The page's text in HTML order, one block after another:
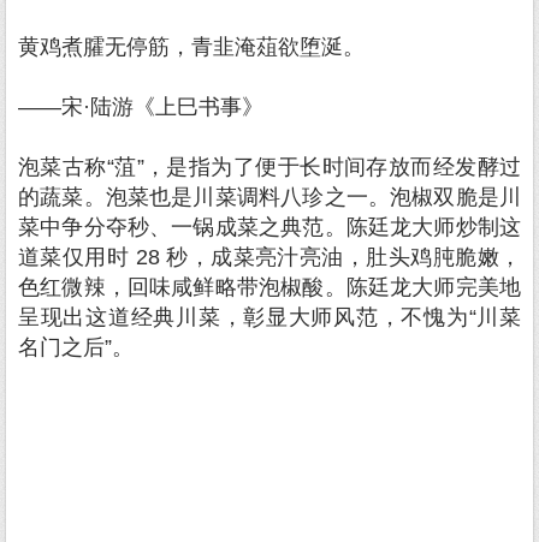
黄鸡煮臛无停筋，青韭淹葅欲堕涎。
——宋·陆游《上巳书事》
泡菜古称“菹”，是指为了便于长时间存放而经发酵过
的蔬菜。泡菜也是川菜调料八珍之一。泡椒双脆是川
菜中争分夺秒、一锅成菜之典范。陈廷龙大师炒制这
道菜仅用时 28 秒，成菜亮汁亮油，肚头鸡肫脆嫩，
色红微辣，回味咸鲜略带泡椒酸。陈廷龙大师完美地
呈现出这道经典川菜，彰显大师风范，不愧为“川菜
名门之后”。